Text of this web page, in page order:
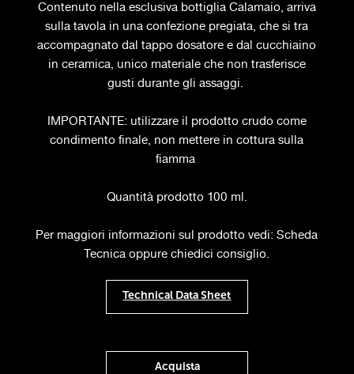
Contenuto nella esclusiva bottiglia Calamaio, arriva
sulla tavola in una confezione pregiata, che si tra
accompagnato dal tappo dosatore e dal cucchiaino
in ceramica, unico materiale che non trasferisce
gusti durante gli assaggi.
IMPORTANTE: utilizzare il prodotto crudo come
condimento finale, non mettere in cottura sulla
fiamma
Quantità prodotto 100 ml.
Per maggiori informazioni sul prodotto vedi: Scheda
Tecnica oppure chiedici consiglio.
Technical Data Sheet
Acquista